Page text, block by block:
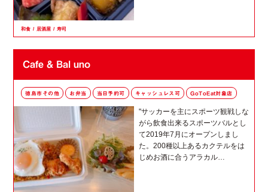
和食 居酒屋 寿司
Cafe & Bal uno
徳島市その他 お弁当 当日予約可 キャッシュレス可 GoToEat対象店
"サッカーを主にスポーツ観戦しな
がら飲食出来るスポーツバルとし
て2019年7月にオープンしまし
た。200種以上あるカクテルをは
じめお酒に合うアラカル…